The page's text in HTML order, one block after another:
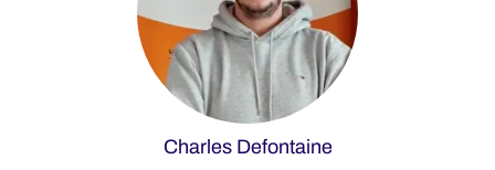
Charles Defontaine